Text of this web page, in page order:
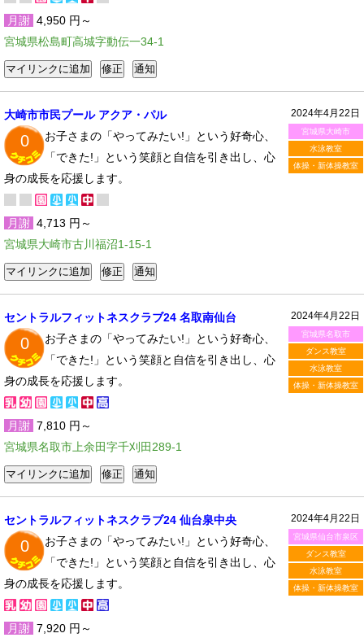
月謝 4,950 円～
宮城県松島町高城字動伝一34-1
2024年4月22日
宮城県大崎市
水泳教室
体操・新体操教室
大崎市市民プール アクア・パル
0
お子さまの「やってみたい!」という好奇心、
「できた!」という笑顔と自信を引き出し、心
身の成長を応援します。
月謝 4,713 円～
宮城県大崎市古川福沼1-15-1
2024年4月22日
宮城県名取市
ダンス教室
水泳教室
体操・新体操教室
セントラルフィットネスクラブ24 名取南仙台
0
お子さまの「やってみたい!」という好奇心、
「できた!」という笑顔と自信を引き出し、心
身の成長を応援します。
月謝 7,810 円～
宮城県名取市上余田字千刈田289-1
2024年4月22日
宮城県仙台市泉区
ダンス教室
水泳教室
体操・新体操教室
セントラルフィットネスクラブ24 仙台泉中央
0
お子さまの「やってみたい!」という好奇心、
「できた!」という笑顔と自信を引き出し、心
身の成長を応援します。
月謝 7,920 円～